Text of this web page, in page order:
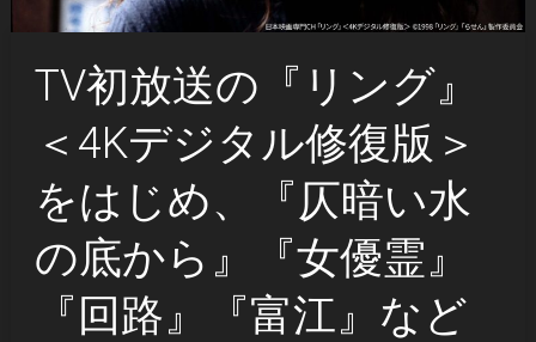
TV初放送の『リング』
＜4Kデジタル修復版＞
をはじめ、『仄暗い水
の底から』『女優霊』
『回路』『富江』など